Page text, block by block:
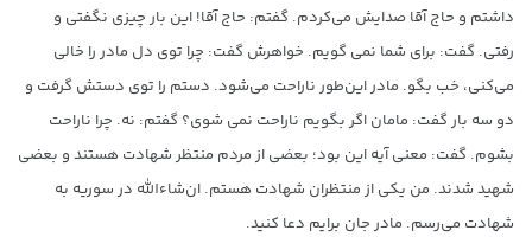
داشتم و حاج آقا صدایش می‌کردم. گفتم: حاج آقا! این بار چیزی نگفتی و
رفتی. گفت: برای شما نمی گویم. خواهرش گفت: چرا توی دل مادر را خالی
می‌کنی، خب بگو. مادر این‌طور ناراحت می‌شود. دستم را توی دستش گرفت و
دو سه بار گفت: مامان اگر بگویم ناراحت نمی شوی؟ گفتم: نه. چرا ناراحت
بشوم. گفت: معنی آیه این بود؛ بعضی از مردم منتظر شهادت هستند و بعضی
شهید شدند. من یکی از منتظران شهادت هستم. ان‌شاءالله در سوریه به
شهادت می‌رسم. مادر جان برایم دعا کنید.